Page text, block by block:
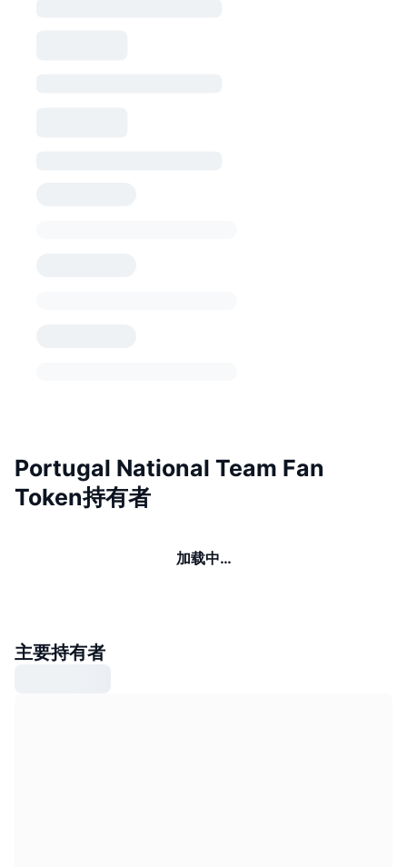
Portugal National Team Fan
Token持有者
加载中…
主要持有者